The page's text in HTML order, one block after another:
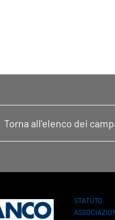
Torna all'elenco dei
STATUTO